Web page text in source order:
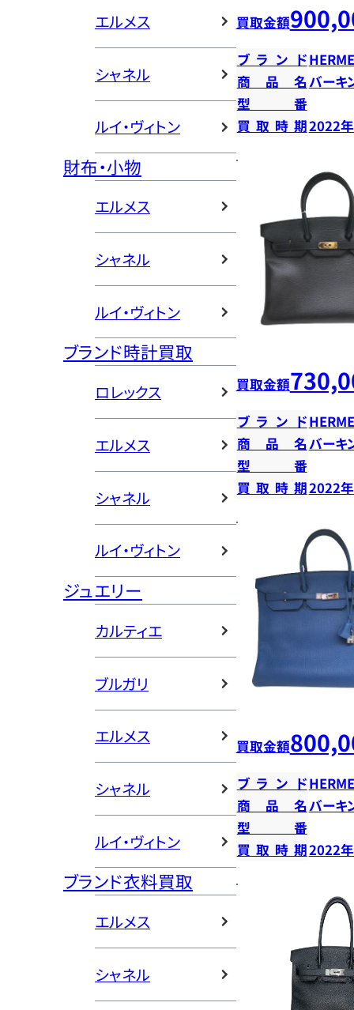
エルメス
シャネル
ルイ・ヴィトン
財布・小物
エルメス
シャネル
ルイ・ヴィトン
ブランド時計買取
ロレックス
エルメス
シャネル
ルイ・ヴィトン
ジュエリー
カルティエ
ブルガリ
エルメス
シャネル
ルイ・ヴィトン
ブランド衣料買取
エルメス
シャネル
買取金額
ブランド
商品名バーキ
型番
買取時期2022
買取金額
ブランド
商品名バーキ
型番
買取時期2022
買取金額
ブランド
商品名バーキ
型番
買取時期2022